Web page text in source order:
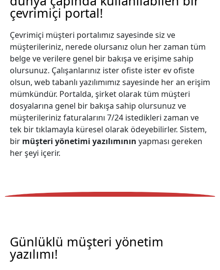
çevrimiçi portal!
Çevrimiçi müşteri portalımız sayesinde siz ve
müşterileriniz, nerede olursanız olun her zaman tüm
belge ve verilere genel bir bakışa ve erişime sahip
olursunuz. Çalışanlarınız ister ofiste ister ev ofiste
olsun, web tabanlı yazılımımız sayesinde her an erişim
mümkündür. Portalda, şirket olarak tüm müşteri
dosyalarına genel bir bakışa sahip olursunuz ve
müşterileriniz faturalarını 7/24 istedikleri zaman ve
tek bir tıklamayla küresel olarak ödeyebilirler. Sistem,
bir müşteri yönetimi yazılımının yapması gereken
her şeyi içerir.
Günlüklü müşteri yönetim
yazılımı!